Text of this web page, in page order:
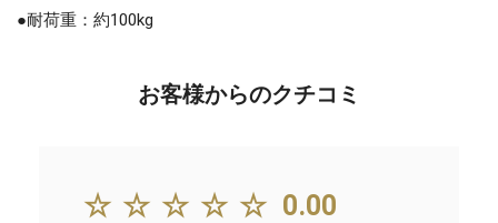
●耐荷重：約100kg
お客様からのクチコミ
☆☆☆☆☆ 0.00